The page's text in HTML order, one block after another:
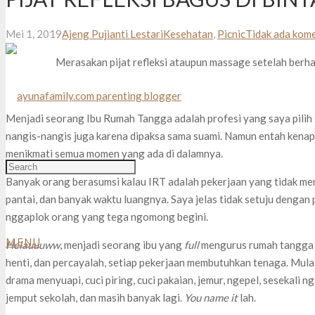
MENU
Mei 1, 2019Ajeng Pujianti LestariKesehatan, PicnicTidak ada
Merasakan pijat refleksi ataupun massage setelah
Menjadi seorang Ibu Rumah Tangga adalah profesi yang saya
nangis-nangis juga karena dipaksa sama suami. Namun entah
menikmati semua momen yang ada di dalamnya.
Banyak orang berasumsi kalau IRT adalah pekerjaan yang tidak
pantai, dan banyak waktu luangnya. Saya jelas tidak setuju
nggaplok orang yang tega ngomong begini.
Helauuuww, menjadi seorang ibu yang fullmengurus rumah
henti, dan percayalah, setiap pekerjaan membutuhkan tenaga.
drama menyuapi, cuci piring, cuci pakaian, jemur, ngepel, sesekali
jemput sekolah, dan masih banyak lagi. You name itlah.